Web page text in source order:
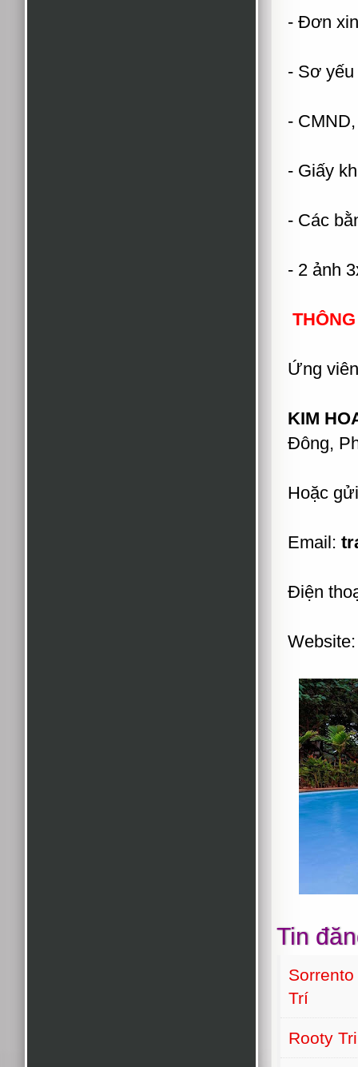
- Đơn
- Sơ
-
- Giấy
- Các
- 2 ảnh
Ứng
KIM
Đông,
Hoặc
Email:
Điện
Tin
Trí
Rooty